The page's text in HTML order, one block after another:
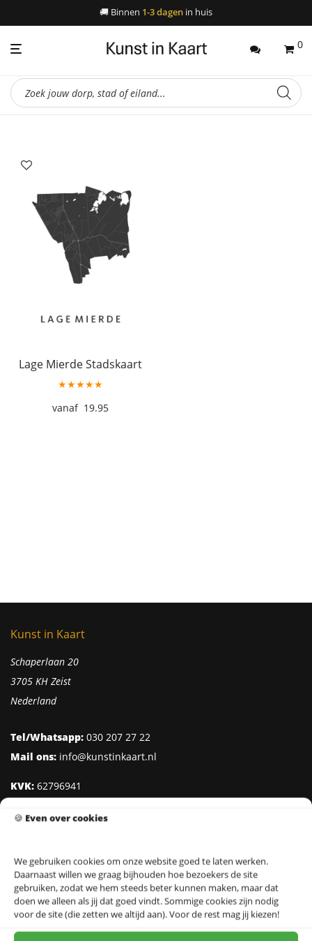
🍪 Even over cookies
We gebruiken cookies om onze website goed te laten werken.
Daarnaast willen we graag bijhouden hoe bezoekers de site
gebruiken, zodat we hem steeds beter kunnen maken, maar dat
doen we alleen als jij dat goed vindt. Sommige cookies zijn nodig
voor de site (die zetten we altijd aan). Voor de rest mag jij kiezen!
🚚 Binnen 1-3 dagen in huis
0
Producten
zoeken
Lage Mierde Stadskaart
★★★★★
19.95
Kunst in Kaart
Schaperlaan 20
3705 KH Zeist
Nederland
Tel/Whatsapp: 030 207 27 22
Mail ons: info@kunstinkaart.nl
KVK: 62796941
IBAN:NL95 INGB 0006 8527 18
Klantenservice
Over Kunst in Kaart